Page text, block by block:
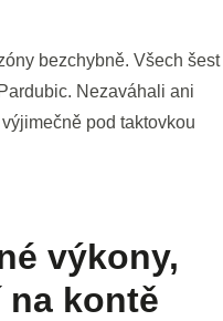
bezchybně. Všech šest
Nezaváhali ani
pod taktovkou
výkony,
na kontě